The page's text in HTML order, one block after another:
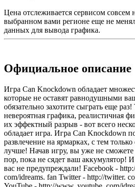
Цена отслеживается сервисом совсем
выбранном вами регионе еще не
данных для вывода графика.
Официальное описание
Игра Can Knockdown обладает
которые не оставят равнодушными
обязательно захотите сыграть еще
невероятная графика, реалистичная
их эффектный разрыв - вот всего
обладает игра. Игра Can Knockdown
развлечение на ярмарках, с тем
лучше! Начав игру, вы уже не сможете
пор, пока не сядет ваш аккумулятор!
вас не предупреждали! Facebook -
com/idreams. fan Twitter - http://twitter.